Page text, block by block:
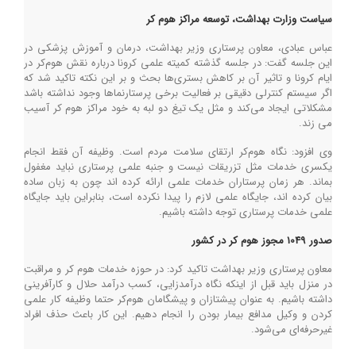
سیاست وزارت بهداشت، توسعه مراکز هوم کر
عباس عبادی، معاون پرستاری وزیر بهداشت، درمان و آموزش پزشکی در
این جلسه گفت: در جلسه گذشته کمیته علمی کرونا درباره نقش هوم‌کر در
ایام کرونا و تاثیر آن بر کاهش بستری‌ها بحث و بر این نکته تاکید شد که
اگر سیستم کنترلی دقیقی بر فعالیت برخی پرستارنماها وجود نداشته باشد
مشکلاتی ایجاد می‌کند و مثل یک تیغ دو لبه به خود مراکز هوم کر آسیب
می زند.
وی افزود: نگاه هوم‌کر ارتقای سلامت مردم است. وظیفه آن فقط انجام
یکسری خدمات مثل تزریقات نیست و جنبه علمی پرستاری نباید مغفول
بماند. هر زمان پرستاران خدمات علمی ارائه کرده اند چون به زبان ساده
بیان کرده اند، جایگاه علمی لازم را پیدا نکرده است، بنابراین باید جایگاه
علمی خدمات پرستاری توجه داشته باشیم.
صدور 1049 مجوز هوم کر در کشور
معاون پرستاری وزیر بهداشت تاکید کرد: در حوزه خدمات هوم کر و مراقبت
در منزل باید قبل از اینکه نگاه درآمدزایی، کسب درآمد حلال و کارآفرینی
داشته باشیم. به عنوان پیشتازان و پیشگامان هوم‌کر حتما وظیفه کار علمی
کردن و وکیل مدافع بیمار بودن را انجام دهیم. این کار باعث حذف افراد
غیرحرفه‌ای می‌شود.